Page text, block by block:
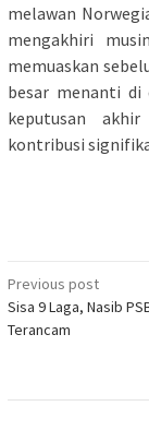
melawan
mengakhiri
memuaskan
besar menanti di
keputusan
kontribusi
Post
navigation
Previous post
Sisa 9 Laga, Nasib
Terancam